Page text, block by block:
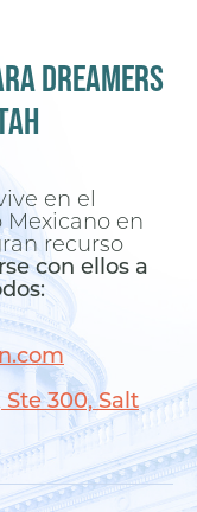
DREAMERS
en el
Mexicano en
recurso
con ellos a
Ste 300, Salt